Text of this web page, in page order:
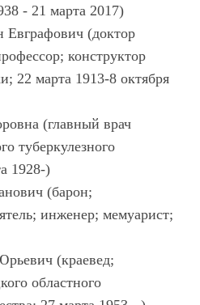
- 21 марта 2017)
(доктор
конструктор
22 марта 1913-8 октября
(главный врач
туберкулезного
1928-)
(барон;
инженер; мемуарист;
(краевед;
областного